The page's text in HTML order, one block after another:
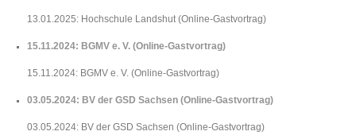
13.01.2025: Hochschule Landshut (Online-Gastvortrag)
15.11.2024: BGMV e. V. (Online-Gastvortrag)
15.11.2024: BGMV e. V. (Online-Gastvortrag)
03.05.2024: BV der GSD Sachsen (Online-Gastvortrag)
03.05.2024: BV der GSD Sachsen (Online-Gastvortrag)